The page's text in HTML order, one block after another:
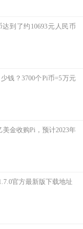
到了约10693元人民币
钱？3700个Pi币=5万元
美金收购Pi，预计2023年
官方最新版下载地址